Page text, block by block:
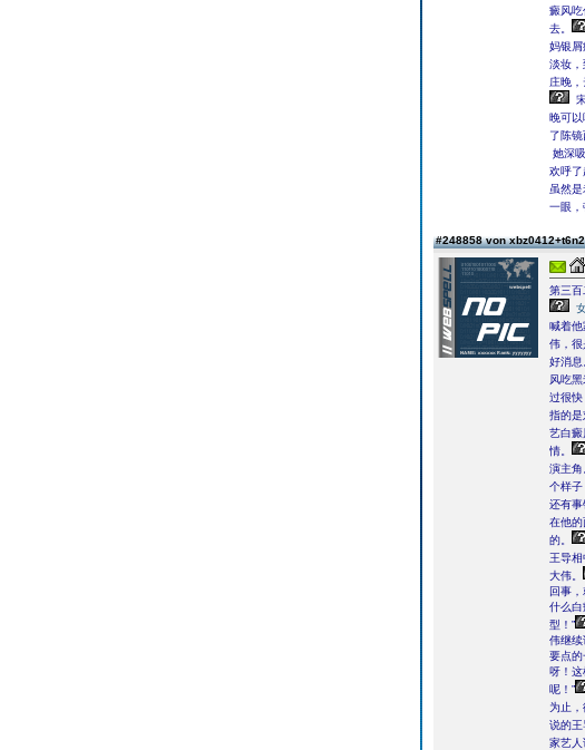
癜风吃
去。
妈银屑
淡妆，
庄晚
晚可以
了陈
她深
欢呼了
虽然
一眼，
#248858 von
第三百
喊着他
伟，很
好消息
风吃黑
过很快
指的是
艺白癜
情。
演主角
个样子
还有事
在他的
的。
王导相
大伟。
回事
什么白
型！”
伟继续
要点的
呀！这
呢！”
为止，
说的王
家艺人